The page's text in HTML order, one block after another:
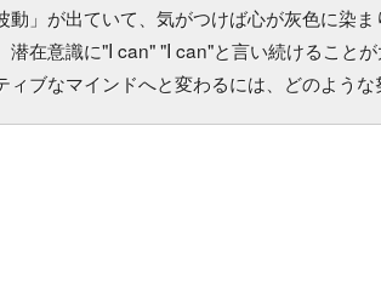
動」が出ていて、気がつけば心が灰色に染
潜在意識に"I can" "I can"と言い続けること
ィブなマインドへと変わるには、どのような